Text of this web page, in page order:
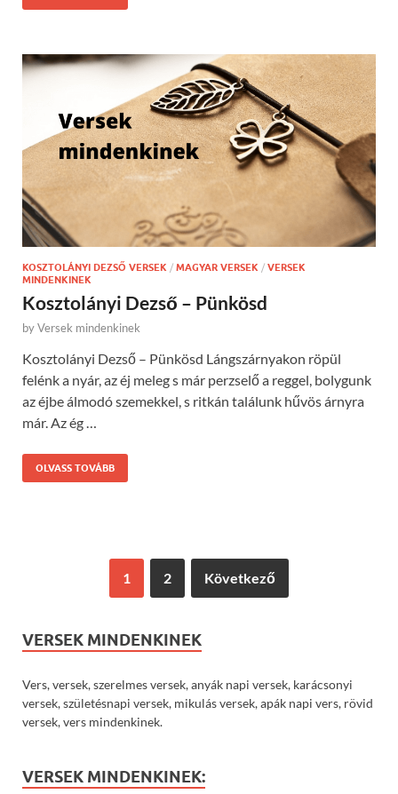
KOSZTOLÁNYI DEZSŐ VERSEK / MAGYAR VERSEK / VERSEK
MINDENKINEK
Kosztolányi Dezső – Pünkösd
byVersek mindenkinek
Kosztolányi Dezső – Pünkösd Lángszárnyakon röpül
felénk a nyár, az éj meleg s már perzselő a reggel, bolygunk
az éjbe álmodó szemekkel, s ritkán találunk hűvös árnyra
már. Az ég …
OLVASS TOVÁBB
1 2 Következő
VERSEK MINDENKINEK
Vers, versek, szerelmes versek, anyák napi versek, karácsonyi
versek, születésnapi versek, mikulás versek, apák napi vers, rövid
versek, vers mindenkinek.
VERSEK MINDENKINEK: